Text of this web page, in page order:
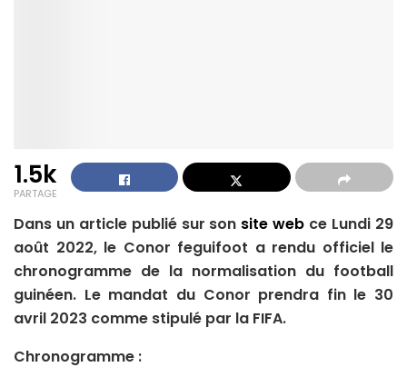
1.5k
PARTAGE
Dans un article publié sur son site web ce Lundi 29
août 2022, le Conor feguifoot a rendu officiel le
chronogramme de la normalisation du football
guinéen. Le mandat du Conor prendra fin le 30
avril 2023 comme stipulé par la FIFA.
Chronogramme :